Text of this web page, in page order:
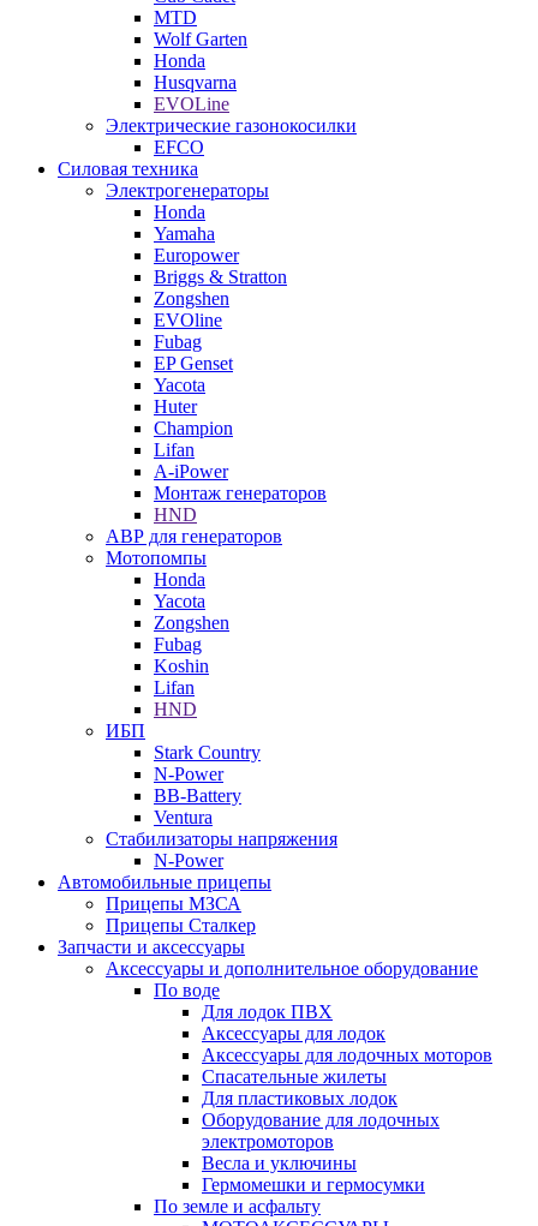
MTD
Wolf Garten
Honda
Husqvarna
EVOLine
Электрические газонокосилки
EFCO
Силовая техника
Электрогенераторы
Honda
Yamaha
Europower
Briggs & Stratton
Zongshen
EVOline
Fubag
EP Genset
Yacota
Huter
Champion
Lifan
A-iPower
Монтаж генераторов
HND
АВР для генераторов
Мотопомпы
Honda
Yacota
Zongshen
Fubag
Koshin
Lifan
HND
ИБП
Stark Country
N-Power
BB-Battery
Ventura
Стабилизаторы напряжения
N-Power
Автомобильные прицепы
Прицепы МЗСА
Прицепы Сталкер
Запчасти и аксессуары
Аксессуары и дополнительное оборудование
По воде
Для лодок ПВХ
Аксессуары для лодок
Аксессуары для лодочных моторов
Спасательные жилеты
Для пластиковых лодок
Оборудование для лодочных
электромоторов
Весла и уключины
Гермомешки и гермосумки
По земле и асфальту